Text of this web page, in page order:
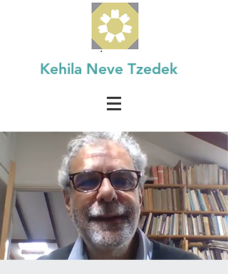
Kehila Neve Tzedek